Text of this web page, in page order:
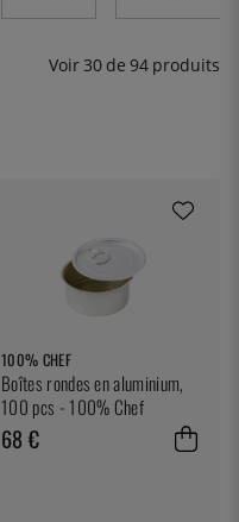
Voir 30 de 94 produits
100% CHEF
Boîtes rondes en aluminium,
100 pcs - 100% Chef
68 €